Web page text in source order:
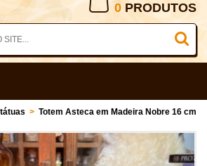
0 PRODUTOS
> Totem Asteca em Madeira Nobre 16 cm